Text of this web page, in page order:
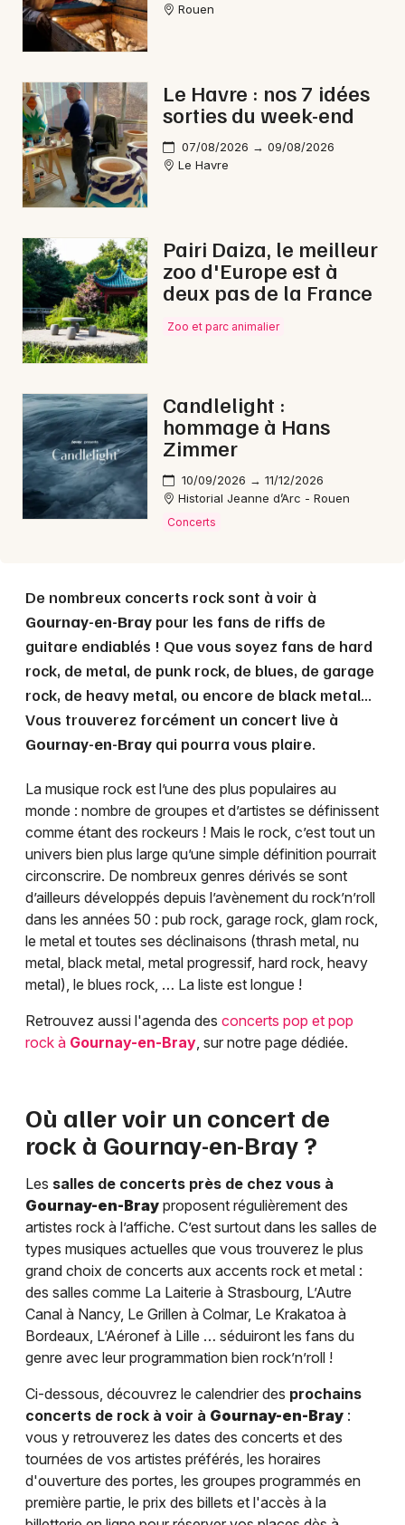
Newsletter des sorties
Artistes en tournée
Actus à Gournay-en-Bray
Magazine à Gournay-en-Bray
76 - Seine-Maritime
Mon email
Je m'abonne
Rouen
Le Havre : nos 7 idées
sorties du week-end
07/08/2026 → 09/08/2026
Le Havre
Pairi Daiza, le meilleur
zoo d'Europe est à
deux pas de la France
Zoo et parc animalier
Candlelight :
hommage à Hans
Zimmer
10/09/2026 → 11/12/2026
Historial Jeanne d’Arc - Rouen
Concerts
De nombreux concerts rock sont à voir à
Gournay-en-Bray pour les fans de riffs de
guitare endiablés ! Que vous soyez fans de hard
rock, de metal, de punk rock, de blues, de garage
rock, de heavy metal, ou encore de black metal...
Vous trouverez forcément un concert live à
Gournay-en-Bray qui pourra vous plaire.
La musique rock est l’une des plus populaires au
monde : nombre de groupes et d’artistes se définissent
comme étant des rockeurs ! Mais le rock, c’est tout un
univers bien plus large qu’une simple définition pourrait
circonscrire. De nombreux genres dérivés se sont
d’ailleurs développés depuis l’avènement du rock’n’roll
dans les années 50 : pub rock, garage rock, glam rock,
le metal et toutes ses déclinaisons (thrash metal, nu
metal, black metal, metal progressif, hard rock, heavy
metal), le blues rock, … La liste est longue !
Retrouvez aussi l'agenda des concerts pop et pop
rock à Gournay-en-Bray, sur notre page dédiée.
Où aller voir un concert de
rock à Gournay-en-Bray ?
Les salles de concerts près de chez vous à
Gournay-en-Bray proposent régulièrement des
artistes rock à l’affiche. C’est surtout dans les salles de
types musiques actuelles que vous trouverez le plus
grand choix de concerts aux accents rock et metal :
des salles comme La Laiterie à Strasbourg, L’Autre
Canal à Nancy, Le Grillen à Colmar, Le Krakatoa à
Bordeaux, L’Aéronef à Lille … séduiront les fans du
genre avec leur programmation bien rock’n’roll !
Ci-dessous, découvrez le calendrier des prochains
concerts de rock à voir à Gournay-en-Bray :
vous y retrouverez les dates des concerts et des
tournées de vos artistes préférés, les horaires
d'ouverture des portes, les groupes programmés en
première partie, le prix des billets et l'accès à la